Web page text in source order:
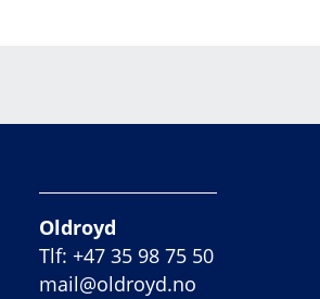
Oldroyd
Tlf: +47 35 98 75 50
mail@oldroyd.no